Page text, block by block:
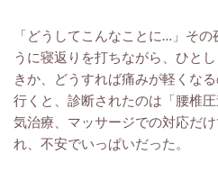
「どうしてこんなことに…」そ
うに寝返りを打ちながら、ひと
きか、どうすれば痛みが軽くな
行くと、診断されたのは「腰椎
気治療、マッサージでの対応だ
れ、不安でいっぱいだった。